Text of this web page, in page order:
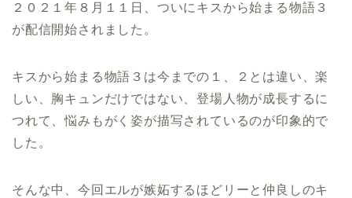
２０２１年８月１１日、ついにキスから始まる物語３
が配信開始されました。
キスから始まる物語３は今までの１、２とは違い、楽
しい、胸キュンだけではない、登場人物が成長するに
つれて、悩みもがく姿が描写されているのが印象的で
した。
そんな中、今回エルが嫉妬するほどリーと仲良しのキ